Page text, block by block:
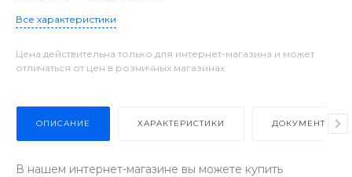
Все характеристики
Цена действительна только для интернет-магазина и может
отличаться от цен в розничных магазинах
ОПИСАНИЕ ХАРАКТЕРИСТИКИ ДОКУМЕНТЫ
В нашем интернет-магазине вы можете купить